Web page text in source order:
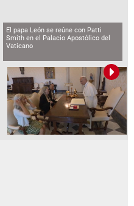
El papa León se reúne con Patti
Smith en el Palacio Apostólico del
Vaticano